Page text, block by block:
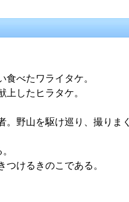
べたワライタケ。
したヒラタケ。
野山を駆け巡り、撮りまく
けるきのこである。